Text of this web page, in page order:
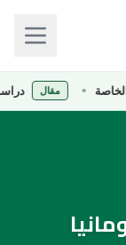
مقال دراسة